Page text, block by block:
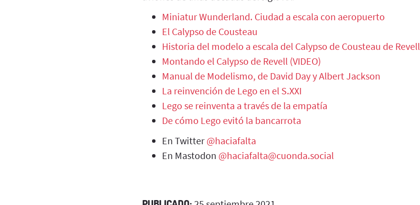
Miniatur Wunderland. Ciudad a escala con aeropuerto
El Calypso de Cousteau
Historia del modelo a escala del Calypso de Cousteau de Revell
Montando el Calypso de Revell (VIDEO)
Manual de Modelismo, de David Day y Albert Jackson
La reinvención de Lego en el S.XXI
Lego se reinventa a través de la empatía
De cómo Lego evitó la bancarrota
En Twitter @haciafalta
En Mastodon @haciafalta@cuonda.social